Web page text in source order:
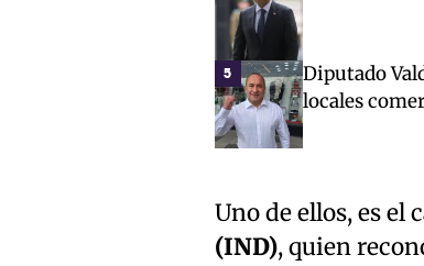
5
Diputado
locales
Uno de ellos, es el
(IND), quien